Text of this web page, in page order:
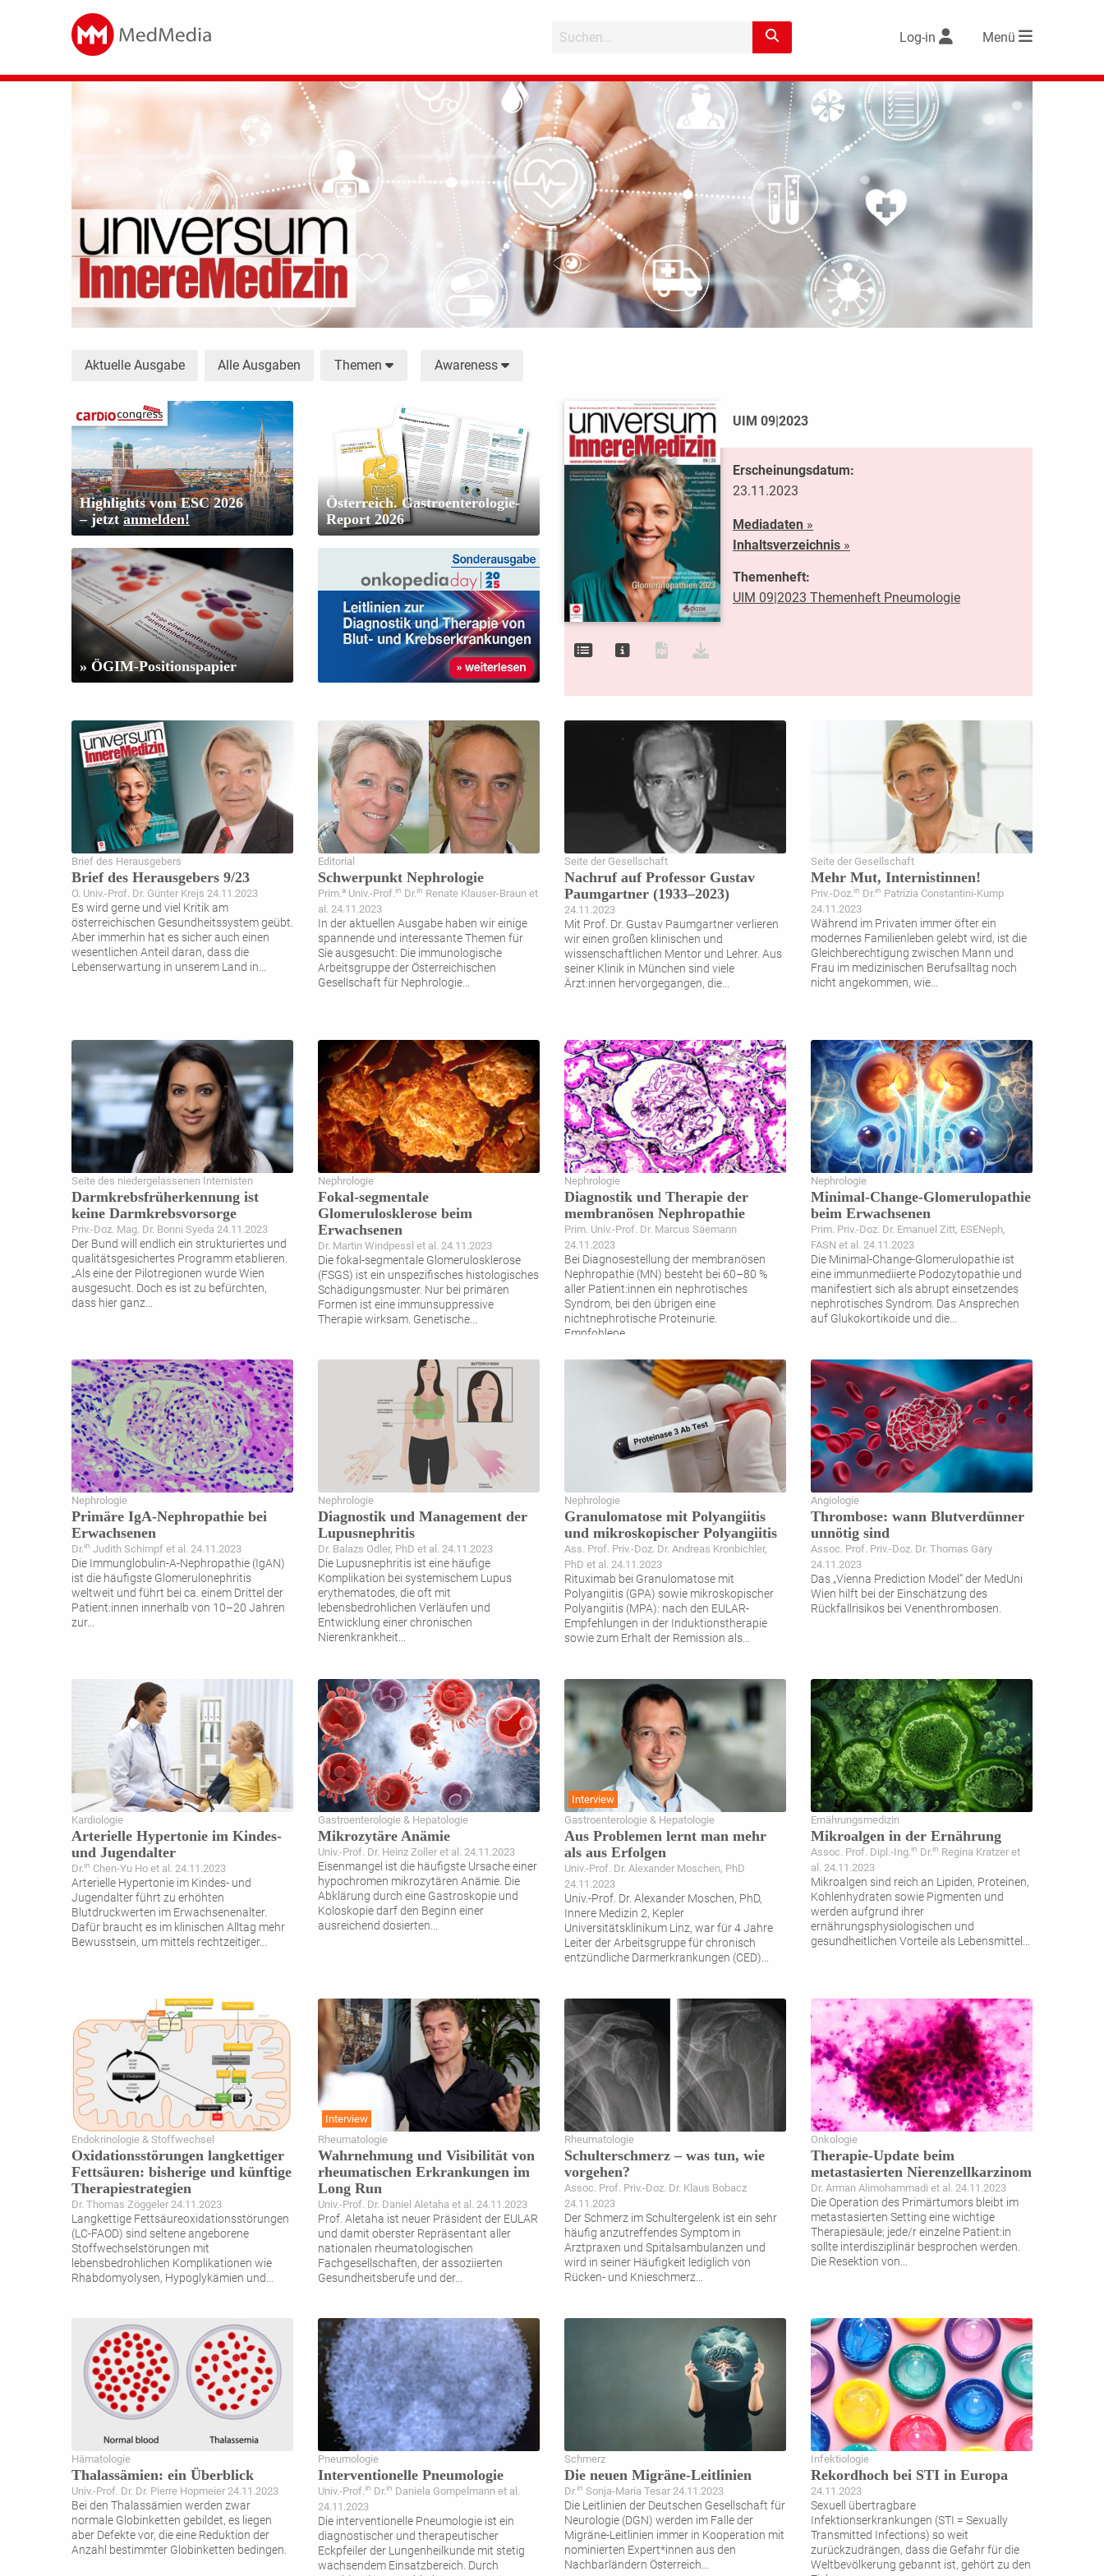
Log-in Menü
Aktuelle Ausgabe Alle Ausgaben Themen Awareness
Highlights vom ESC 2026
– jetztanmelden!
Österreich. Gastroenterologie-
Report 2026
» ÖGIM-Positionspapier
UIM 09|2023
Erscheinungsdatum:
23.11.2023
Mediadaten»
Inhaltsverzeichnis»
Themenheft:
UIM 09|2023 Themenheft Pneumologie
Brief des Herausgebers
Brief des Herausgebers 9/23
O. Univ.-Prof. Dr. Günter Krejs 24.11.2023
Es wird gerne und viel Kritik am
österreichischen Gesundheitssystem geübt.
Aber immerhin hat es sicher auch einen
wesentlichen Anteil daran, dass die
Lebenserwartung in unserem Land in...
Editorial
Schwerpunkt Nephrologie
Prim.a Univ.-Prof.in Dr.in Renate Klauser-Braun et
al. 24.11.2023
In der aktuellen Ausgabe haben wir einige
spannende und interessante Themen für
Sie ausgesucht: Die immunologische
Arbeitsgruppe der Österreichischen
Gesellschaft für Nephrologie...
Seite der Gesellschaft
Nachruf auf Professor Gustav
Paumgartner (1933–2023)
24.11.2023
Mit Prof. Dr. Gustav Paumgartner verlieren
wir einen großen klinischen und
wissenschaftlichen Mentor und Lehrer. Aus
seiner Klinik in München sind viele
Ärzt:innen hervorgegangen, die...
Seite der Gesellschaft
Mehr Mut, Internistinnen!
Priv.-Doz.in Dr.in Patrizia Constantini-Kump
24.11.2023
Während im Privaten immer öfter ein
modernes Familienleben gelebt wird, ist die
Gleichberechtigung zwischen Mann und
Frau im medizinischen Berufsalltag noch
nicht angekommen, wie...
Seite des niedergelassenen Internisten
Darmkrebsfrüherkennung ist
keine Darmkrebsvorsorge
Priv.-Doz. Mag. Dr. Bonni Syeda 24.11.2023
Der Bund will endlich ein strukturiertes und
qualitätsgesichertes Programm etablieren.
„Als eine der Pilotregionen wurde Wien
ausgesucht. Doch es ist zu befürchten,
dass hier ganz...
Nephrologie
Fokal-segmentale
Glomerulosklerose beim
Erwachsenen
Dr. Martin Windpessl et al. 24.11.2023
Die fokal-segmentale Glomerulosklerose
(FSGS) ist ein unspezifisches histologisches
Schädigungsmuster. Nur bei primären
Formen ist eine immunsuppressive
Therapie wirksam. Genetische...
Nephrologie
Diagnostik und Therapie der
membranösen Nephropathie
Prim. Univ.-Prof. Dr. Marcus Säemann
24.11.2023
Bei Diagnosestellung der membranösen
Nephropathie (MN) besteht bei 60–80 %
aller Patient:innen ein nephrotisches
Syndrom, bei den übrigen eine
nichtnephrotische Proteinurie.
Empfohlene
Nephrologie
Minimal-Change-Glomerulopathie
beim Erwachsenen
Prim. Priv.-Doz. Dr. Emanuel Zitt, ESENeph,
FASN et al. 24.11.2023
Die Minimal-Change-Glomerulopathie ist
eine immunmediierte Podozytopathie und
manifestiert sich als abrupt einsetzendes
nephrotisches Syndrom. Das Ansprechen
auf Glukokortikoide und die...
Nephrologie
Primäre IgA-Nephropathie bei
Erwachsenen
Dr.in Judith Schimpf et al. 24.11.2023
Die Immunglobulin-A-Nephropathie (IgAN)
ist die häufigste Glomerulonephritis
weltweit und führt bei ca. einem Drittel der
Patient:innen innerhalb von 10–20 Jahren
zur...
Nephrologie
Diagnostik und Management der
Lupusnephritis
Dr. Balazs Odler, PhD et al. 24.11.2023
Die Lupusnephritis ist eine häufige
Komplikation bei systemischem Lupus
erythematodes, die oft mit
lebensbedrohlichen Verläufen und
Entwicklung einer chronischen
Nierenkrankheit...
Nephrologie
Granulomatose mit Polyangiitis
und mikroskopischer Polyangiitis
Ass. Prof. Priv.-Doz. Dr. Andreas Kronbichler,
PhD et al. 24.11.2023
Rituximab bei Granulomatose mit
Polyangiitis (GPA) sowie mikroskopischer
Polyangiitis (MPA): nach den EULAR-
Empfehlungen in der Induktionstherapie
sowie zum Erhalt der Remission als...
Angiologie
Thrombose: wann Blutverdünner
unnötig sind
Assoc. Prof. Priv.-Doz. Dr. Thomas Gary
24.11.2023
Das „Vienna Prediction Model“ der MedUni
Wien hilft bei der Einschätzung des
Rückfallrisikos bei Venenthrombosen.
Kardiologie
Arterielle Hypertonie im Kindes-
und Jugendalter
Dr.in Chen-Yu Ho et al. 24.11.2023
Arterielle Hypertonie im Kindes- und
Jugendalter führt zu erhöhten
Blutdruckwerten im Erwachsenenalter.
Dafür braucht es im klinischen Alltag mehr
Bewusstsein, um mittels rechtzeitiger...
Gastroenterologie & Hepatologie
Mikrozytäre Anämie
Univ.-Prof. Dr. Heinz Zoller et al. 24.11.2023
Eisenmangel ist die häufigste Ursache einer
hypochromen mikrozytären Anämie. Die
Abklärung durch eine Gastroskopie und
Koloskopie darf den Beginn einer
ausreichend dosierten...
Interview
Gastroenterologie & Hepatologie
Aus Problemen lernt man mehr
als aus Erfolgen
Univ.-Prof. Dr. Alexander Moschen, PhD
24.11.2023
Univ.-Prof. Dr. Alexander Moschen, PhD,
Innere Medizin 2, Kepler
Universitätsklinikum Linz, war für 4 Jahre
Leiter der Arbeitsgruppe für chronisch
entzündliche Darmerkrankungen (CED)...
Ernährungsmedizin
Mikroalgen in der Ernährung
Assoc. Prof. Dipl.-Ing.in Dr.in Regina Kratzer et
al. 24.11.2023
Mikroalgen sind reich an Lipiden, Proteinen,
Kohlenhydraten sowie Pigmenten und
werden aufgrund ihrer
ernährungsphysiologischen und
gesundheitlichen Vorteile als Lebensmittel ...
Endokrinologie & Stoffwechsel
Oxidationsstörungen langkettiger
Fettsäuren: bisherige und künftige
Therapiestrategien
Dr. Thomas Zöggeler 24.11.2023
Langkettige Fettsäureoxidationsstörungen
(LC-FAOD) sind seltene angeborene
Stoffwechselstörungen mit
lebensbedrohlichen Komplikationen wie
Rhabdomyolysen, Hypoglykämien und...
Interview
Rheumatologie
Wahrnehmung und Visibilität von
rheumatischen Erkrankungen im
Long Run
Univ.-Prof. Dr. Daniel Aletaha et al. 24.11.2023
Prof. Aletaha ist neuer Präsident der EULAR
und damit oberster Repräsentant aller
nationalen rheumatologischen
Fachgesellschaften, der assoziierten
Gesundheitsberufe und der...
Rheumatologie
Schulterschmerz – was tun, wie
vorgehen?
Assoc. Prof. Priv.-Doz. Dr. Klaus Bobacz
24.11.2023
Der Schmerz im Schultergelenk ist ein sehr
häufig anzutreffendes Symptom in
Arztpraxen und Spitalsambulanzen und
wird in seiner Häufigkeit lediglich von
Rücken- und Knieschmerz...
Onkologie
Therapie-Update beim
metastasierten Nierenzellkarzinom
Dr. Arman Alimohammadi et al. 24.11.2023
Die Operation des Primärtumors bleibt im
metastasierten Setting eine wichtige
Therapiesäule; jede/r einzelne Patient:in
sollte interdisziplinär besprochen werden.
Die Resektion von...
Hämatologie
Thalassämien: ein Überblick
Univ.-Prof. Dr. Dr. Pierre Hopmeier 24.11.2023
Bei den Thalassämien werden zwar
normale Globinketten gebildet, es liegen
aber Defekte vor, die eine Reduktion der
Anzahl bestimmter Globinketten bedingen.
Pneumologie
Interventionelle Pneumologie
Univ.-Prof.in Dr.in Daniela Gompelmann et al.
24.11.2023
Die interventionelle Pneumologie ist ein
diagnostischer und therapeutischer
Eckpfeiler der Lungenheilkunde mit stetig
wachsendem Einsatzbereich. Durch
Schmerz
Die neuen Migräne-Leitlinien
Dr.in Sonja-Maria Tesar 24.11.2023
Die Leitlinien der Deutschen Gesellschaft für
Neurologie (DGN) werden im Falle der
Migräne-Leitlinien immer in Kooperation mit
nominierten Expert*innen aus den
Nachbarländern Österreich...
Infektiologie
Rekordhoch bei STI in Europa
24.11.2023
Sexuell übertragbare
Infektionserkrankungen (STI = Sexually
Transmitted Infections) so weit
zurückzudrängen, dass die Gefahr für die
Weltbevölkerung gebannt ist, gehört zu den